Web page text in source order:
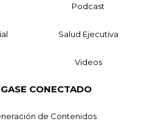
Podcast
Salud Ejecutiva
Videos
CONECTADO
de Contenidos